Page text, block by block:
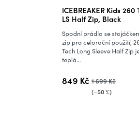
ICEBREAKER Kids 260
LS Half Zip, Black
Průměrné
hodnocení
produktu
je
5,0
5
hvězdiček.
849 Kč 1 699 Kč
(–50 %)
Spodní prádlo se
zip pro celoroční použití,
Tech Long Sleeve Half Zip
teplá...